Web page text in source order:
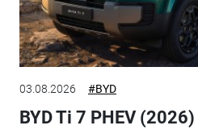
03.08.2026 #BYD
BYD Ti 7 PHEV (2026)